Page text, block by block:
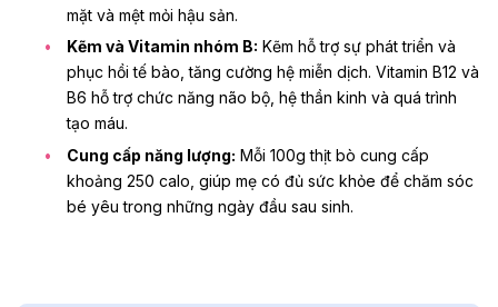
mặt và mệt mỏi hậu sản.
Kẽm và Vitamin nhóm B: Kẽm hỗ trợ sự phát triển và
phục hồi tế bào, tăng cường hệ miễn dịch. Vitamin B12 và
B6 hỗ trợ chức năng não bộ, hệ thần kinh và quá trình
tạo máu.
Cung cấp năng lượng: Mỗi 100g thịt bò cung cấp
khoảng 250 calo, giúp mẹ có đủ sức khỏe để chăm sóc
bé yêu trong những ngày đầu sau sinh.